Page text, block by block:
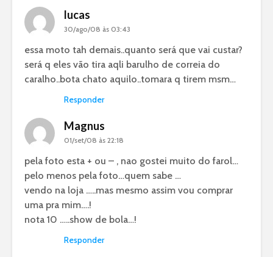
lucas
30/ago/08 às 03:43
essa moto tah demais..quanto será que vai custar?
será q eles vão tira aqli barulho de correia do
caralho..bota chato aquilo..tomara q tirem msm…
Responder
Magnus
01/set/08 às 22:18
pela foto esta + ou – , nao gostei muito do farol…
pelo menos pela foto…quem sabe …
vendo na loja …..mas mesmo assim vou comprar
uma pra mim….!
nota 10 …..show de bola…!
Responder